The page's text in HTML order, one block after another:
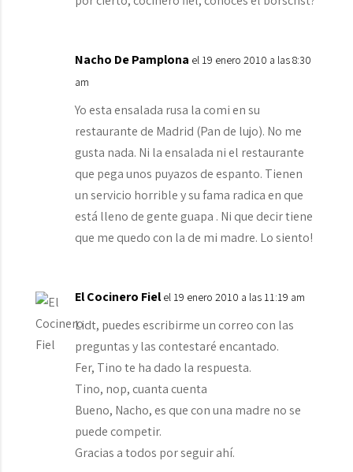
Nacho De Pamplona el 19 enero 2010 a las 8:30
am
Yo esta ensalada rusa la comi en su
restaurante de Madrid (Pan de lujo). No me
gusta nada. Ni la ensalada ni el restaurante
que pega unos puyazos de espanto. Tienen
un servicio horrible y su fama radica en que
está lleno de gente guapa . Ni que decir tiene
que me quedo con la de mi madre. Lo siento!
El Cocinero Fiel el 19 enero 2010 a las 11:19 am
Lidt, puedes escribirme un correo con las
preguntas y las contestaré encantado.
Fer, Tino te ha dado la respuesta.
Tino, nop, cuanta cuenta
Bueno, Nacho, es que con una madre no se
puede competir.
Gracias a todos por seguir ahí.